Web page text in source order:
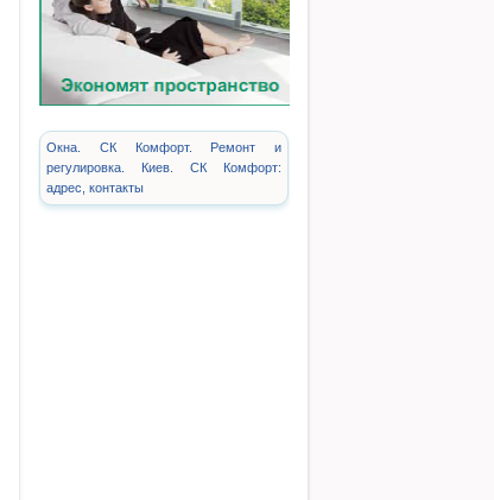
Окна. СК Комфорт. Ремонт и
регулировка. Киев. СК Комфорт:
адрес, контакты